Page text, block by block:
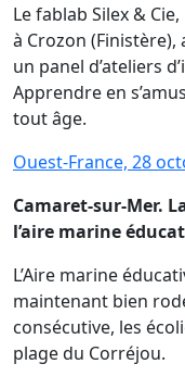
Le fablab Silex &
à Crozon
un panel d’ateliers
Apprendre en
tout âge.
Ouest-France, 28
Camaret-sur-Mer.
l’aire marine
L’Aire marine
maintenant bien
consécutive, les
plage du Corréjou.